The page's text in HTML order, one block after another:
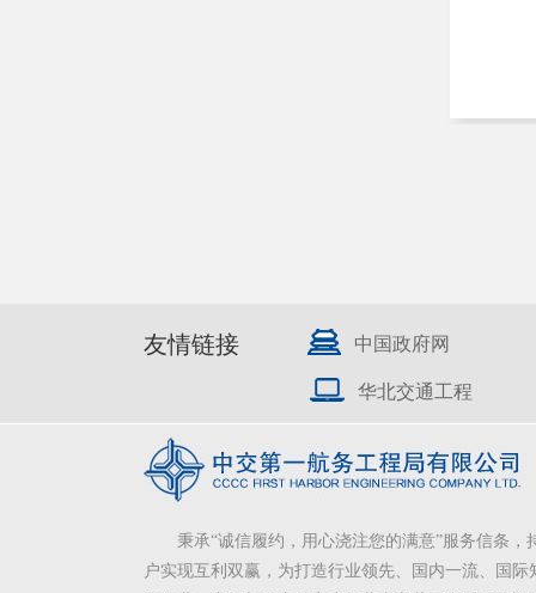
友情链接 中国政府网
华北交通工程
秉承“诚信履约，用心浇注您的满意”服务信条，
户实现互利双赢，为打造行业领先、国内一流、国际